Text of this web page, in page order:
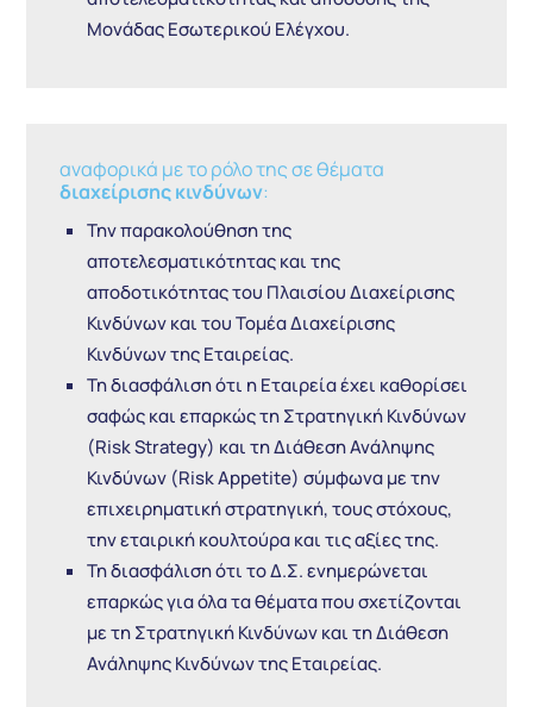
Μονάδας Εσωτερικού Ελέγχου.
αναφορικά με το ρόλο της σε θέματα
διαχείρισης κινδύνων:
Την παρακολούθηση της
αποτελεσματικότητας και της
αποδοτικότητας του Πλαισίου Διαχείρισης
Κινδύνων και του Τομέα Διαχείρισης
Κινδύνων της Εταιρείας.
Τη διασφάλιση ότι η Εταιρεία έχει καθορίσει
σαφώς και επαρκώς τη Στρατηγική Κινδύνων
(Risk Strategy) και τη Διάθεση Ανάληψης
Κινδύνων (Risk Appetite) σύμφωνα με την
επιχειρηματική στρατηγική, τους στόχους,
την εταιρική κουλτούρα και τις αξίες της.
Τη διασφάλιση ότι το Δ.Σ. ενημερώνεται
επαρκώς για όλα τα θέματα που σχετίζονται
με τη Στρατηγική Κινδύνων και τη Διάθεση
Ανάληψης Κινδύνων της Εταιρείας.